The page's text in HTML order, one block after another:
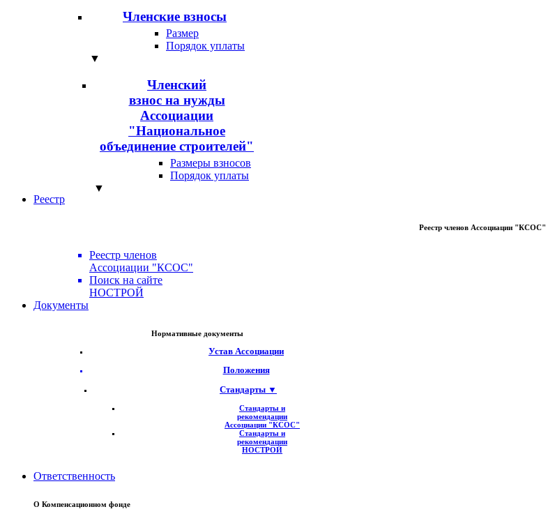
Членские взносы
Размер
Порядок уплаты
▼
Членский
взнос на нужды
Ассоциации
"Национальное
объединение строителей"
Размеры взносов
Порядок уплаты
▼
Реестр
Реестр членов Ассоциации "КСОС"
Реестр членов
Ассоциации "КСОС"
Поиск на сайте
НОСТРОЙ
Документы
Нормативные документы
Устав Ассоциации
Положения
Стандарты ▼
Стандарты и
рекомендации
Ассоциации "КСОС"
Стандарты и
рекомендации
НОСТРОЙ
Ответственность
О Компенсационном фонде